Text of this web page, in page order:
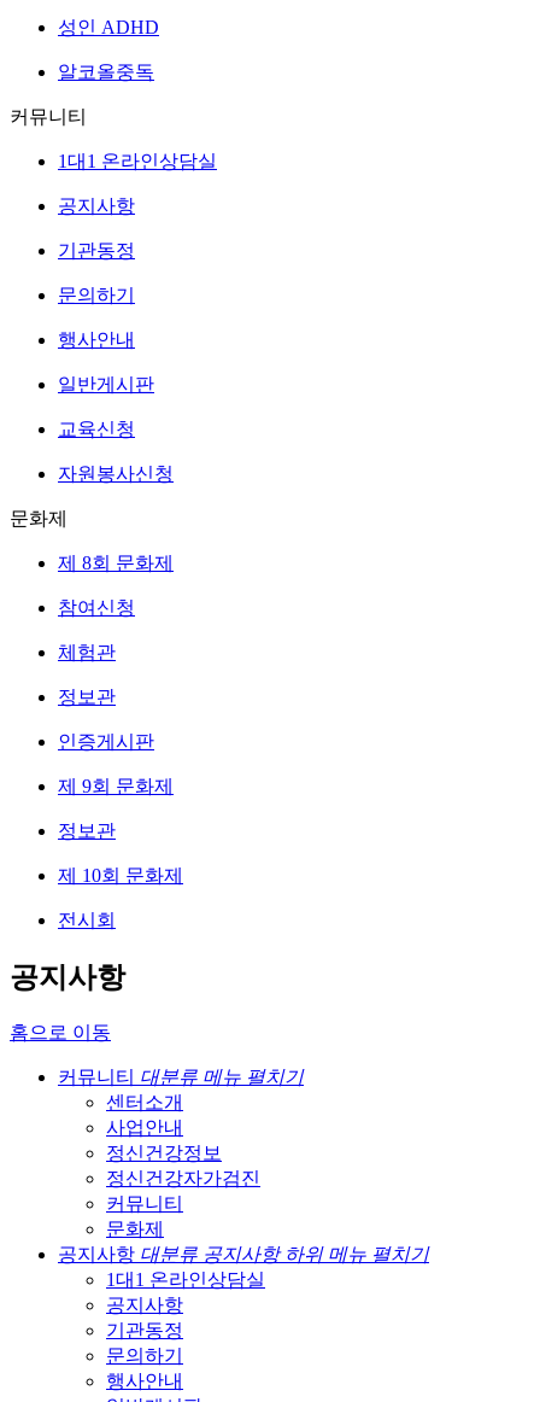
성인 ADHD
알코올중독
커뮤니티
1대1 온라인상담실
공지사항
기관동정
문의하기
행사안내
일반게시판
교육신청
자원봉사신청
문화제
제 8회 문화제
참여신청
체험관
정보관
인증게시판
제 9회 문화제
정보관
제 10회 문화제
전시회
공지사항
홈으로 이동
커뮤니티 대분류 메뉴 펼치기
센터소개
사업안내
정신건강정보
정신건강자가검진
커뮤니티
문화제
공지사항 대분류 공지사항 하위 메뉴 펼치기
1대1 온라인상담실
공지사항
기관동정
문의하기
행사안내